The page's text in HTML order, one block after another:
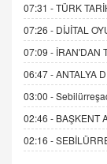
07:31 -TÜRK
07:26 - DİJİTAL
07:09 - İRAN'DAN
06:47 -ANTALYA
03:00 -
02:46 - BAŞKENT
02:16 -